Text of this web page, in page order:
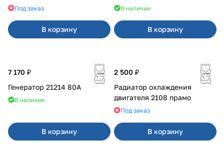
Под заказ
В корзину
В наличии
В корзину
7 170 ₽
Генератор 21214 80А
В наличии
В корзину
2 500 ₽
Радиатор охлаждения
двигателя 2108 прамо
Под заказ
В корзину